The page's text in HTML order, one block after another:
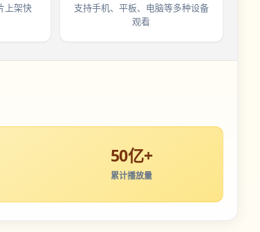
上架快
支持手机、平板、电脑等多种设备
观看
50亿+
累计播放量